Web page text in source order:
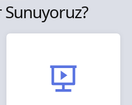
Sunuyoruz?